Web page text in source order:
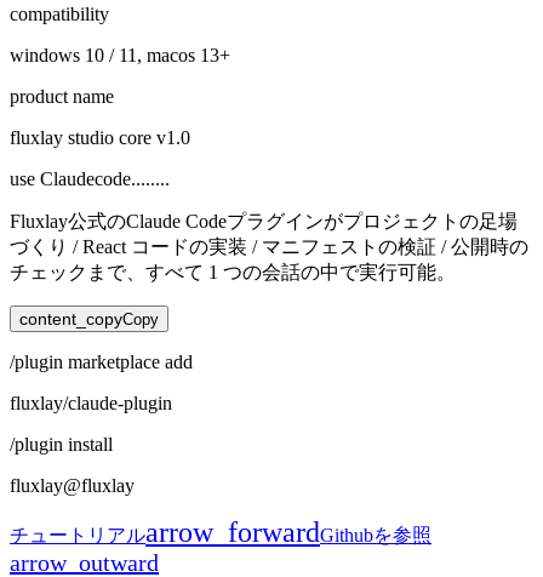
compatibility
windows 10 / 11, macos 13+
product name
fluxlay studio core v1.0
use Claudecode........
Fluxlay公式のClaude Codeプラグインがプロジェクトの足場
づくり / React コードの実装 / マニフェストの検証 / 公開時の
チェックまで、すべて 1 つの会話の中で実行可能。
content_copyCopy
/plugin marketplace add
fluxlay/claude-plugin
/plugin install
fluxlay@fluxlay
チュートリアルarrow_forwardGithubを参照
arrow_outward